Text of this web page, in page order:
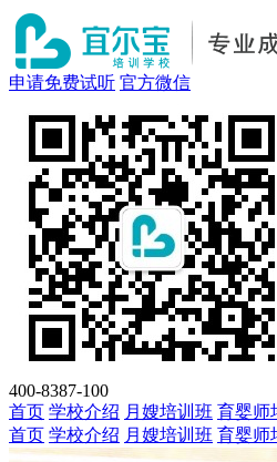
申请免费试听 官方微信
400-8387-100
首页 学校介绍 月嫂培训班 育婴师
首页 学校介绍 月嫂培训班 育婴师